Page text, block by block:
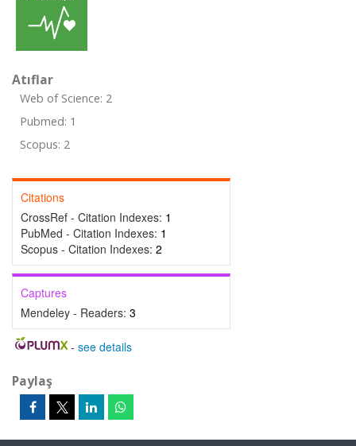
Atıflar
Web of Science: 2
Pubmed: 1
Scopus: 2
Citations
CrossRef - Citation Indexes: 1
PubMed - Citation Indexes: 1
Scopus - Citation Indexes: 2
Captures
Mendeley - Readers: 3
- see details
Paylaş